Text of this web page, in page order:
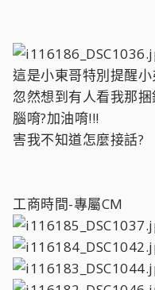
這是小東哥特別提醒
忽然想到有人看我那
腦唷?加油唷!!!
害我不知道怎麼接話?
工商時間-專屬CM